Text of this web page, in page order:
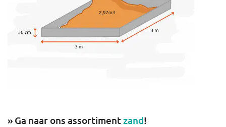
» Ga naar ons assortimentzand!